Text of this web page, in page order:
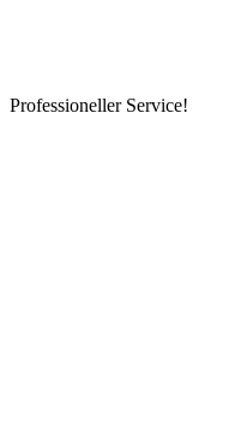
Professioneller Service!